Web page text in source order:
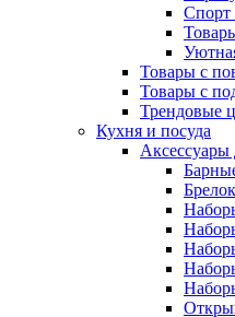
Спорт
Товары с
Товары с
Трендовые
Кухня и посуда
Аксессуары